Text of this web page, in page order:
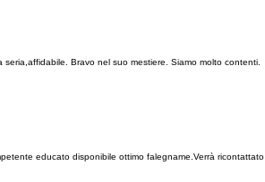
Bravo nel suo mestiere. Siamo molto contenti.
educato disponibile ottimo falegname.Verrà ricontattato